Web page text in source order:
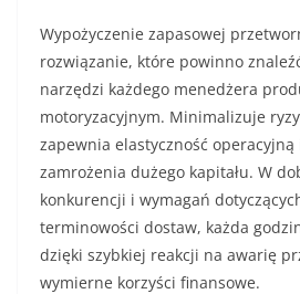
Wypożyczenie zapasowej
rozwiązanie, które powinno
narzędzi każdego menedżera
motoryzacyjnym. Minimalizuje
zapewnia elastyczność operacyjną
zamrożenia dużego kapitału. W
konkurencji i wymagań
terminowości dostaw, każda
dzięki szybkiej reakcji na awarię
wymierne korzyści finansowe.